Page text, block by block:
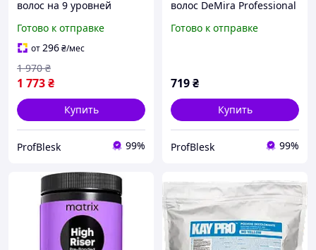
волос на 9 уровней
Blond Studio 9 Bonder
Inside 500 г
Готово к отправке
от296₴/мес
1 773₴
1 970 ₴
Купить
ProfBlesk 99%
волос DeMira Professional
300 г
Готово к отправке
719₴
Купить
ProfBlesk 99%